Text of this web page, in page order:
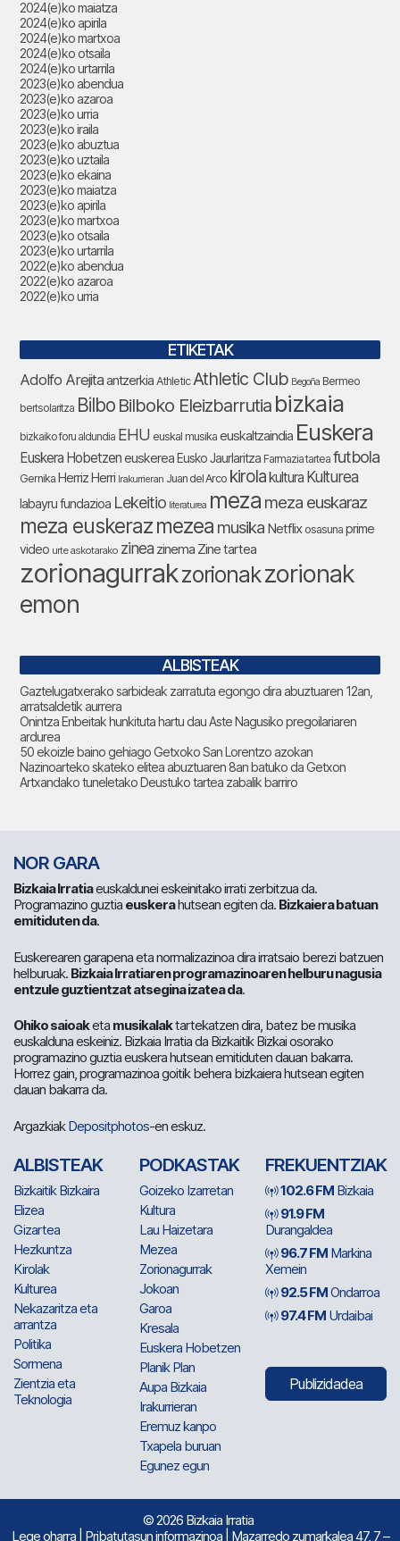
2024(e)ko maiatza
2024(e)ko apirila
2024(e)ko martxoa
2024(e)ko otsaila
2024(e)ko urtarrila
2023(e)ko abendua
2023(e)ko azaroa
2023(e)ko urria
2023(e)ko iraila
2023(e)ko abuztua
2023(e)ko uztaila
2023(e)ko ekaina
2023(e)ko maiatza
2023(e)ko apirila
2023(e)ko martxoa
2023(e)ko otsaila
2023(e)ko urtarrila
2022(e)ko abendua
2022(e)ko azaroa
2022(e)ko urria
ETIKETAK
Adolfo Arejitaantzerkia Athletic Athletic Club Begoña Bermeo
bertsolaritza Bilbo Bilboko Eleizbarrutia bizkaia
bizkaiko foru aldundia EHU euskal musika euskaltzaindia Euskera
Euskera Hobetzeneuskerea Eusko Jaurlaritza Farmazia tartea futbola
Gernika Herriz Herri Irakurrieran Juan del Arco kirolakultura Kulturea
labayru fundazioa Lekeitio literaturea meza meza euskaraz
meza euskerazmezea musika Netflix osasuna prime
video urte askotarako zinea zinema Zine tartea
zorionagurrakzorionakzorionak
emon
ALBISTEAK
Gaztelugatxerako sarbideak zarratuta egongo dira abuztuaren 12an,
arratsaldetik aurrera
Onintza Enbeitak hunkituta hartu dau Aste Nagusiko pregoilariaren
ardurea
50 ekoizle baino gehiago Getxoko San Lorentzo azokan
Nazinoarteko skateko elitea abuztuaren 8an batuko da Getxon
Artxandako tuneletako Deustuko tartea zabalik barriro
NOR GARA
Bizkaia Irratiaeuskaldunei eskeinitako irrati zerbitzua da.
Programazino guztia euskerahutsean egiten da. Bizkaiera batuan
emitiduten da.
Euskerearen garapena eta normalizazinoa dira irratsaio berezi batzuen
helburuak. Bizkaia Irratiaren programazinoaren helburu nagusia
entzule guztientzat atsegina izatea da.
Ohiko saioaketa musikalaktartekatzen dira, batez be musika
euskalduna eskeiniz. Bizkaia Irratia da Bizkaitik Bizkai osorako
programazino guztia euskera hutsean emitiduten dauan bakarra.
Horrez gain, programazinoa goitik behera bizkaiera hutsean egiten
dauan bakarra da.
ArgazkiakDepositphotos-en eskuz.
ALBISTEAK
Bizkaitik Bizkaira
Elizea
Gizartea
Hezkuntza
Kirolak
Kulturea
Nekazaritza eta
arrantza
Politika
Sormena
Zientzia eta
Teknologia
PODKASTAK
Goizeko Izarretan
Kultura
Lau Haizetara
Mezea
Zorionagurrak
Jokoan
Garoa
Kresala
Euskera Hobetzen
Planik Plan
Aupa Bizkaia
Irakurrieran
Eremuz kanpo
Txapela buruan
Egunez egun
FREKUENTZIAK
102.6 FM Bizkaia
91.9 FM
Durangaldea
96.7 FM Markina
Xemein
92.5 FMOndarroa
97.4 FM Urdaibai
Publizidadea
© 2026 Bizkaia Irratia
Lege oharra| Pribatutasun informazinoa| Mazarredo zumarkalea 47, 7 –